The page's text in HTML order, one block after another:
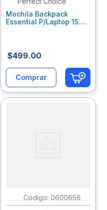
Mochila Backpack
Essential P/Laptop 15.6-
$499.00
Comprar
: 0600656